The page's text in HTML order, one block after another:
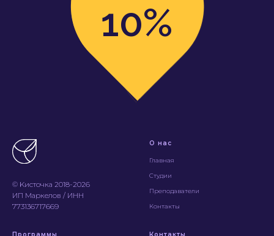
10%
© Kисточка 2018-2026
ИП Маркелов / ИНН
773136717669
О нас
Главная
Студии
Преподаватели
Контакты
Программы Контакты